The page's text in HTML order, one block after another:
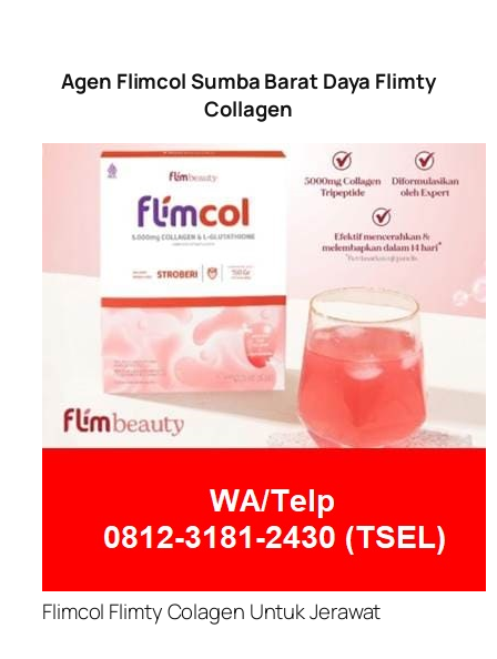
Agen Flimcol Sumba Barat Daya Flimty
Collagen
Flimcol Flimty Colagen Untuk Jerawat